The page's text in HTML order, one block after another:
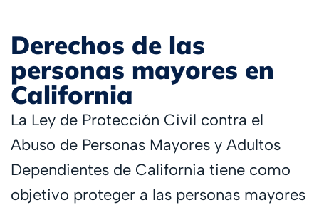
Derechos de las
personas mayores en
California
La Ley de Protección Civil contra el
Abuso de Personas Mayores y Adultos
Dependientes de California tiene como
objetivo proteger a las personas mayores